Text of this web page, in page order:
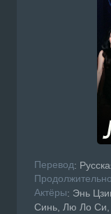
Перевод:
Актёры: Энь
Синь, Лю Ло Си,